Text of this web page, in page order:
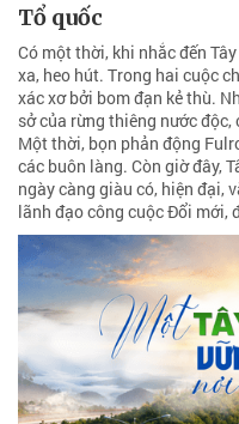
Tổ quốc
Có một thời, khi nhắc đến
xa, heo hút. Trong hai cuộc
xác xơ bởi bom đạn kẻ thù.
sở của rừng thiêng nước
Một thời, bọn phản động
các buôn làng. Còn giờ đây,
ngày càng giàu có, hiện đại,
lãnh đạo công cuộc Đổi mới,